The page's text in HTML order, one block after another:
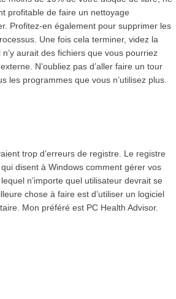
profitable de faire un nettoyage
Profitez-en également pour supprimer les
Une fois cela terminer, videz la
aurait des fichiers que vous pourriez
N’oubliez pas d’aller faire un tour
les programmes que vous n’utilisez plus.
trop d’erreurs de registre. Le registre
disent à Windows comment gérer vos
n’importe quel utilisateur devrait se
chose à faire est d’utiliser un logiciel
Mon préféré est PC Health Advisor.